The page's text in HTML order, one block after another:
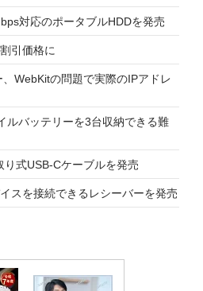
対応のポータブルHDDを発売
引価格に
WebKitの問題で実際のIPアドレ
ルバッテリーを3台収納できる難
式USB-Cケーブルを発売
スを接続できるレシーバーを発売